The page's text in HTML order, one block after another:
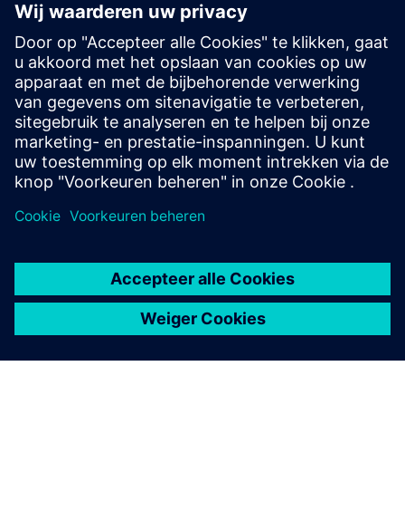
7.8 „Diensten”
onderaannemer zal uitvoeren in
overeenstemming met een
dienstenovereenkomst en een
werkoverzicht.